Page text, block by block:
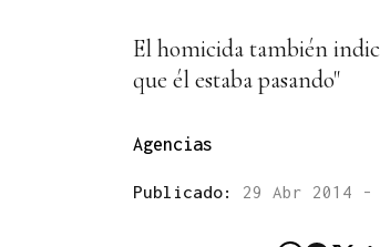
El homicida también
que él estaba pasando"
Agencias
Publicado: 29 Abr 2014 -